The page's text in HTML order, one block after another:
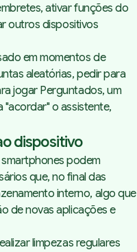
ativar funções do
outros dispositivos
em momentos de
aleatórias, pedir para
jogar Perguntados, um
o assistente,
dispositivo
podem
que, no final das
interno, algo que
de novas aplicações e
limpezas regulares